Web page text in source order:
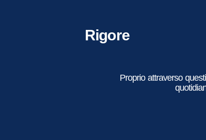
Rigore
Proprio attraverso